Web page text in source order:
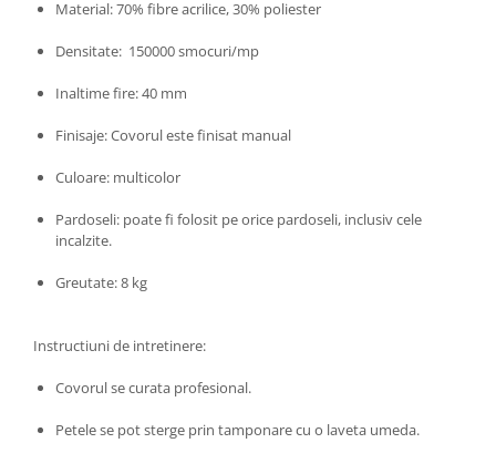
Material: 70% fibre acrilice, 30% poliester
Densitate: 150000 smocuri/mp
Inaltime fire: 40 mm
Finisaje: Covorul este finisat manual
Culoare: multicolor
Pardoseli: poate fi folosit pe orice pardoseli, inclusiv cele
incalzite.
Greutate: 8 kg
Instructiuni de intretinere:
Covorul se curata profesional.
Petele se pot sterge prin tamponare cu o laveta umeda.